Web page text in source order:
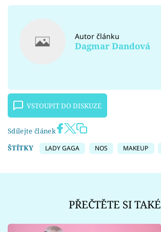
Autor článku
Dagmar Dandová
VSTOUPIT DO DISKUZE
Sdílejte článek
ŠTÍTKY
LADY GAGA NOS MAKEUP
PŘEČTĚTE SI TAKÉ